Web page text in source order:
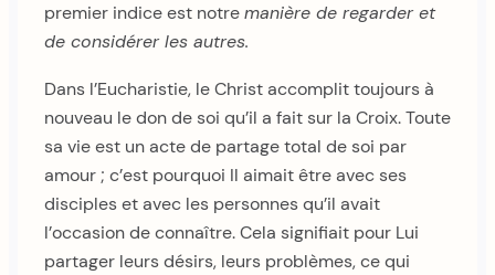
premier indice est notremanière de regarder et
de considérer les autres.
Dans l’Eucharistie, le Christ accomplit toujours à
nouveau le don de soi qu’il a fait sur la Croix. Toute
sa vie est un acte de partage total de soi par
amour ; c’est pourquoi Il aimait être avec ses
disciples et avec les personnes qu’il avait
l’occasion de connaître. Cela signifiait pour Lui
partager leurs désirs, leurs problèmes, ce qui